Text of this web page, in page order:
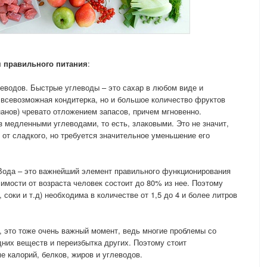
питания:
Быстрые углеводы – это сахар в любом виде и
кондитерка, но и большое количество фруктов
чревато отложением запасов, причем мгновенно.
медленными углеводами, то есть, злаковыми. Это не значит,
сладкого, но требуется значительное уменьшение его
– это важнейший элемент правильного функционирования
от возраста человек состоит до 80% из нее. Поэтому
и т.д) необходима в количестве от 1,5 до 4 и более литров
тоже очень важный момент, ведь многие проблемы со
веществ и переизбытка других. Поэтому стоит
калорий, белков, жиров и углеводов.